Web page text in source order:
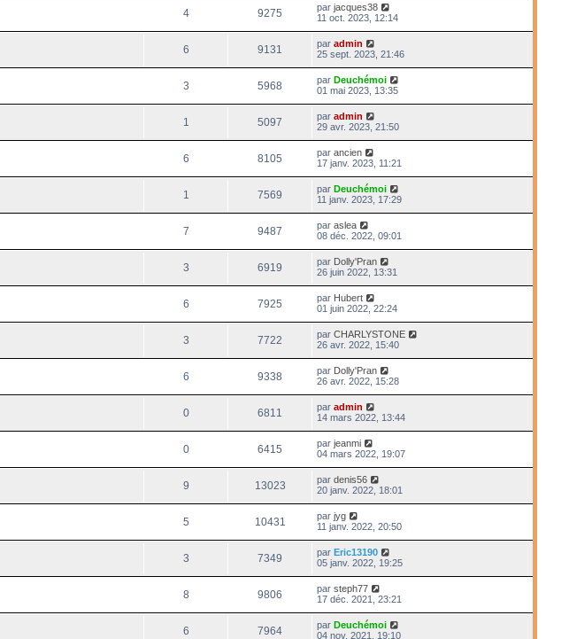
4 9275 parjacques38
11 oct. 2023, 12:14
6 9131 paradmin
25 sept. 2023, 21:46
3 5968 parDeuchémoi
01 mai 2023, 13:35
1 5097 paradmin
29 avr. 2023, 21:50
6 8105 parancien
17 janv. 2023, 11:21
1 7569 parDeuchémoi
11 janv. 2023, 17:29
7 9487 paraslea
08 déc. 2022, 09:01
3 6919 par Dolly'Pran
26 juin 2022, 13:31
6 7925 par Hubert
01 juin 2022, 22:24
3 7722 parCHARLYSTONE
26 avr. 2022, 15:40
6 9338 par Dolly'Pran
26 avr. 2022, 15:28
0 6811 paradmin
14 mars 2022, 13:44
0 6415 parjeanmi
04 mars 2022, 19:07
9 13023 pardenis56
20 janv. 2022, 18:01
5 10431 parjyg
11 janv. 2022, 20:50
3 7349 parEric13190
05 janv. 2022, 19:25
8 9806 parsteph77
17 déc. 2021, 23:21
6 7964 parDeuchémoi
04 nov. 2021, 19:10